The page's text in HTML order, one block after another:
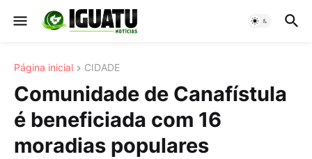
Página inicial CIDADE
Comunidade de Canafístula
é beneficiada com 16
moradias populares